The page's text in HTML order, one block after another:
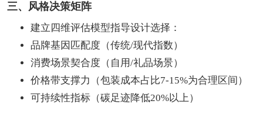
三、风格决策矩阵
建立四维评估模型指导设计选择：
品牌基因匹配度（传统/现代指数）
消费场景契合度（自用/礼品场景）
价格带支撑力（包装成本占比7-15%为合理区间）
可持续性指标（碳足迹降低20%以上）